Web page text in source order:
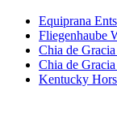
Equiprana
Fliegenhaube
Chia de
Chia de
Kentucky